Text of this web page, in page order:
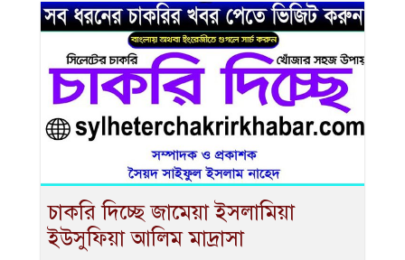
চাকরি দিচ্ছে জামেয়া ইসলামিয়া
ইউসুফিয়া আলিম মাদ্রাসা